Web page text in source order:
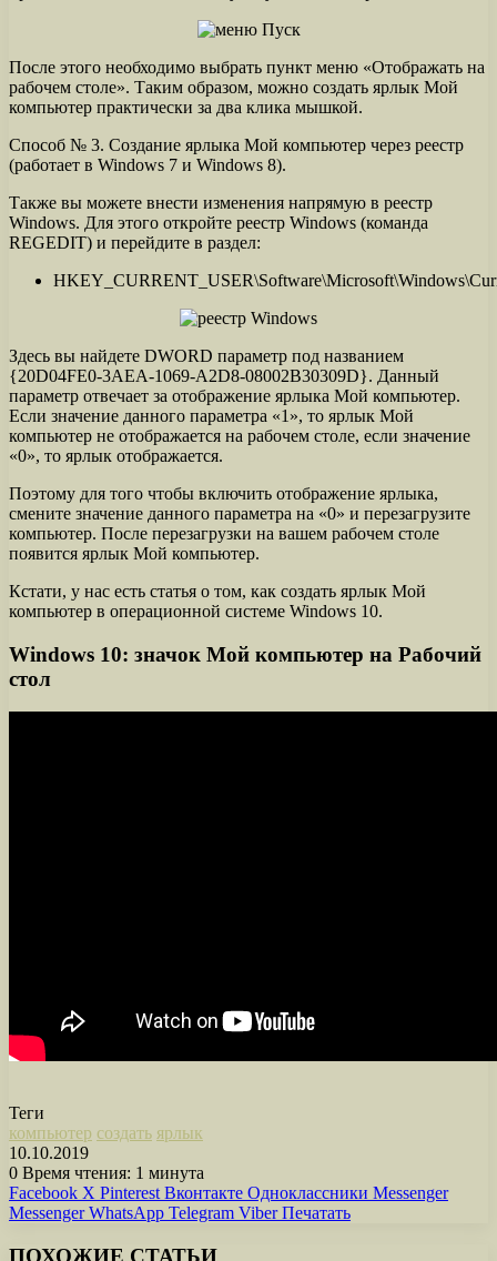
После этого необходимо выбрать пункт меню «Отображать на
рабочем столе». Таким образом, можно создать ярлык Мой
компьютер практически за два клика мышкой.
Способ № 3. Создание ярлыка Мой компьютер через реестр
(работает в Windows 7 и Windows 8).
Также вы можете внести изменения напрямую в реестр
Windows. Для этого откройте реестр Windows (команда
REGEDIT) и перейдите в раздел:
Здесь вы найдете DWORD параметр под названием
{20D04FE0-3AEA-1069-A2D8-08002B30309D}. Данный
параметр отвечает за отображение ярлыка Мой компьютер.
Если значение данного параметра «1», то ярлык Мой
компьютер не отображается на рабочем столе, если значение
«0», то ярлык отображается.
Поэтому для того чтобы включить отображение ярлыка,
смените значение данного параметра на «0» и перезагрузите
компьютер. После перезагрузки на вашем рабочем столе
появится ярлык Мой компьютер.
Кстати, у нас есть статья о том, как создать ярлык Мой
компьютер в операционной системе Windows 10.
Windows 10: значок Мой компьютер на Рабочий
стол
Теги
компьютер создать ярлык
10.10.2019
0 Время чтения: 1 минута
Facebook X Pinterest Вконтакте Одноклассники Messenger
Messenger WhatsApp Telegram Viber Печатать
ПОХОЖИЕ СТАТЬИ